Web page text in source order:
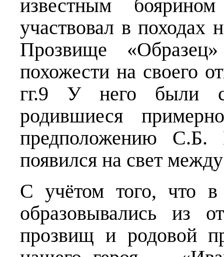
известным
участвовал в походах
Прозвище
похожести на своего
гг.9 У него были
родившиеся
предположению С.Б.
появился на свет
С учётом того, что
образовывались из
прозвищ и родовой